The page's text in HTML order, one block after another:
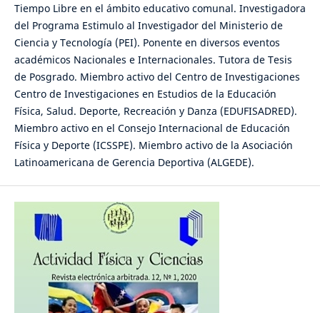
Tiempo Libre en el ámbito educativo comunal. Investigadora
del Programa Estimulo al Investigador del Ministerio de
Ciencia y Tecnología (PEI). Ponente en diversos eventos
académicos Nacionales e Internacionales. Tutora de Tesis
de Posgrado. Miembro activo del Centro de Investigaciones
Centro de Investigaciones en Estudios de la Educación
Física, Salud. Deporte, Recreación y Danza (EDUFISADRED).
Miembro activo en el Consejo Internacional de Educación
Física y Deporte (ICSSPE). Miembro activo de la Asociación
Latinoamericana de Gerencia Deportiva (ALGEDE).